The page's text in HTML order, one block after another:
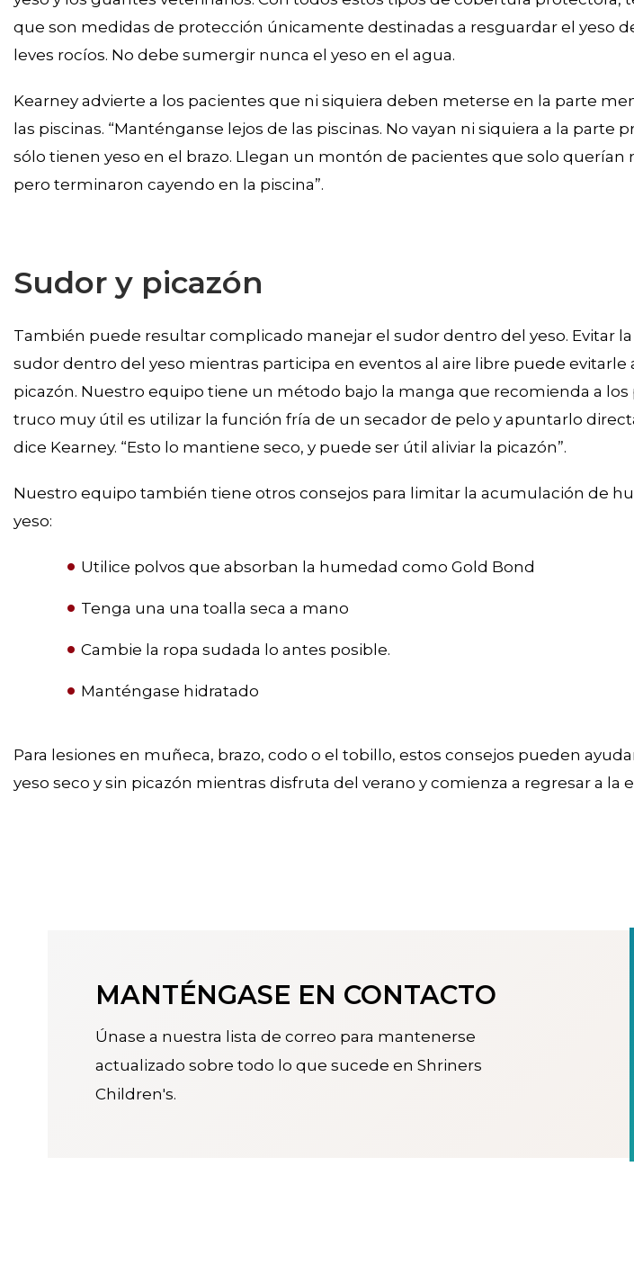
que son medidas de protección únicamente destinadas a resguardar el yeso
leves rocíos. No debe sumergir nunca el yeso en el agua.
Kearney advierte a los pacientes que ni siquiera deben meterse en la parte
las piscinas. “Manténganse lejos de las piscinas. No vayan ni siquiera a la parte
sólo tienen yeso en el brazo. Llegan un montón de pacientes que solo querían
pero terminaron cayendo en la piscina”.
Sudor y picazón
También puede resultar complicado manejar el sudor dentro del yeso. Evitar
sudor dentro del yeso mientras participa en eventos al aire libre puede evitarle
picazón. Nuestro equipo tiene un método bajo la manga que recomienda a los
truco muy útil es utilizar la función fría de un secador de pelo y apuntarlo
dice Kearney. “Esto lo mantiene seco, y puede ser útil aliviar la picazón”.
Nuestro equipo también tiene otros consejos para limitar la acumulación de
yeso:
Utilice polvos que absorban la humedad como Gold Bond
Tenga una una toalla seca a mano
Cambie la ropa sudada lo antes posible.
Manténgase hidratado
Para lesiones en muñeca, brazo, codo o el tobillo, estos consejos pueden
yeso seco y sin picazón mientras disfruta del verano y comienza a regresar a la
MANTÉNGASE EN CONTACTO
Únase a nuestra lista de correo para mantenerse
actualizado sobre todo lo que sucede en Shriners
Children's.